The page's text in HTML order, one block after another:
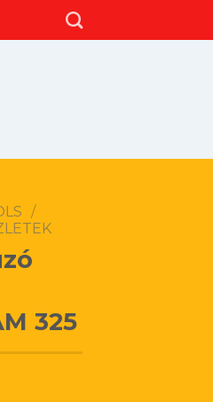
/
325